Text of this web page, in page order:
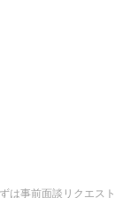
ックス、ラブラ
チン接種済）
す。初めて会う
るので、どんな
は事前面談リクエスト